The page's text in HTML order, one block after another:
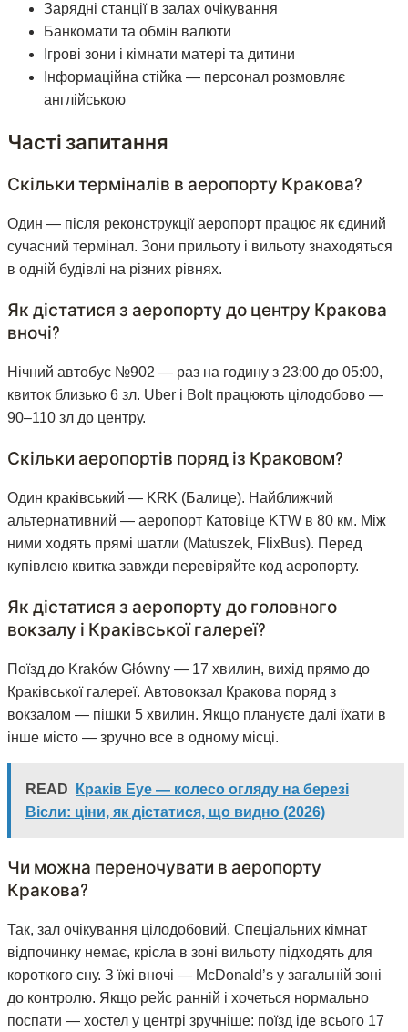
Зарядні станції в залах очікування
Банкомати та обмін валюти
Ігрові зони і кімнати матері та дитини
Інформаційна стійка — персонал розмовляє
англійською
Часті запитання
Скільки терміналів в аеропорту Кракова?
Один — після реконструкції аеропорт працює як єдиний
сучасний термінал. Зони прильоту і вильоту знаходяться
в одній будівлі на різних рівнях.
Як дістатися з аеропорту до центру Кракова
вночі?
Нічний автобус №902 — раз на годину з 23:00 до 05:00,
квиток близько 6 зл. Uber і Bolt працюють цілодобово —
90–110 зл до центру.
Скільки аеропортів поряд із Краковом?
Один краківський — KRK (Балице). Найближчий
альтернативний — аеропорт Катовіце KTW в 80 км. Між
ними ходять прямі шатли (Matuszek, FlixBus). Перед
купівлею квитка завжди перевіряйте код аеропорту.
Як дістатися з аеропорту до головного
вокзалу і Краківської галереї?
Поїзд до Kraków Główny — 17 хвилин, вихід прямо до
Краківської галереї. Автовокзал Кракова поряд з
вокзалом — пішки 5 хвилин. Якщо плануєте далі їхати в
інше місто — зручно все в одному місці.
READ
Краків Eye — колесо огляду на березі
Вісли: ціни, як дістатися, що видно (2026)
Чи можна переночувати в аеропорту
Кракова?
Так, зал очікування цілодобовий. Спеціальних кімнат
відпочинку немає, крісла в зоні вильоту підходять для
короткого сну. З їжі вночі — McDonald’s у загальній зоні
до контролю. Якщо рейс ранній і хочеться нормально
поспати — хостел у центрі зручніше: поїзд іде всього 17